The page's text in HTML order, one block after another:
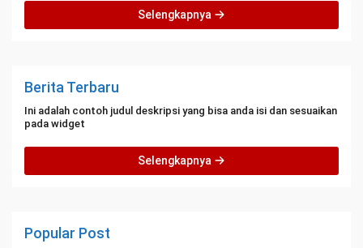
Selengkapnya
Berita Terbaru
Ini adalah contoh judul deskripsi yang bisa anda isi dan sesuaikan
pada widget
Selengkapnya
Popular Post